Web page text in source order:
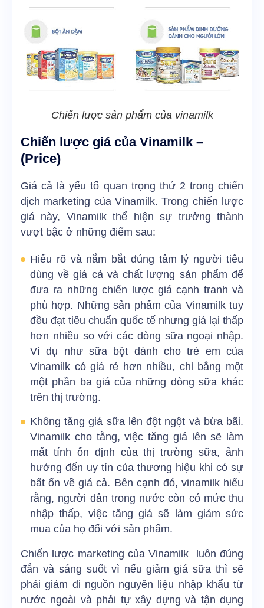
Chiến lược sản phẩm của vinamilk
Chiến lược giá của Vinamilk –
(Price)
Giá cả là yếu tố quan trọng thứ 2 trong chiến
dịch marketing của Vinamilk. Trong chiến lược
giá này, Vinamilk thể hiện sự trưởng thành
vượt bậc ở những điểm sau:
Hiểu rõ và nắm bắt đúng tâm lý người tiêu
dùng về giá cả và chất lượng sản phẩm để
đưa ra những chiến lược giá cạnh tranh và
phù hợp. Những sản phẩm của Vinamilk tuy
đều đạt tiêu chuẩn quốc tế nhưng giá lại thấp
hơn nhiều so với các dòng sữa ngoại nhập.
Ví dụ như sữa bột dành cho trẻ em của
Vinamilk có giá rẻ hơn nhiều, chỉ bằng một
một phần ba giá của những dòng sữa khác
trên thị trường.
Không tăng giá sữa lên đột ngột và bừa bãi.
Vinamilk cho tằng, việc tăng giá lên sẽ làm
mất tính ổn định của thị trường sữa, ảnh
hưởng đến uy tín của thương hiệu khi có sự
bất ổn về giá cả. Bên cạnh đó, vinamilk hiểu
rằng, người dân trong nước còn có mức thu
nhập thấp, việc tăng giá sẽ làm giảm sức
mua của họ đối với sản phẩm.
Chiến lược marketing của Vinamilk luôn đúng
đắn và sáng suốt vì nếu giảm giá sữa thì sẽ
phải giảm đi nguồn nguyên liệu nhập khẩu từ
nước ngoài và phải tự xây dựng và tận dụng